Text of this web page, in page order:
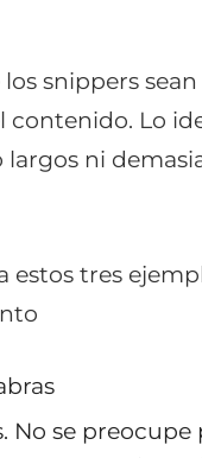
snippers
Lo
largos ni
estos tres
No se